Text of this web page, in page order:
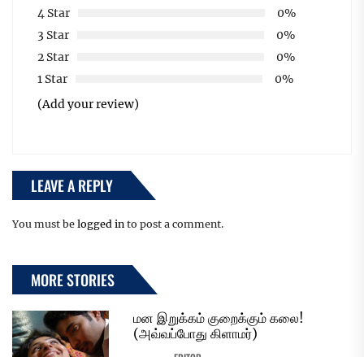
4 Star
0%
3 Star
0%
2 Star
0%
1 Star
0%
(Add your review)
LEAVE A REPLY
You must be logged in to post a comment.
MORE STORIES
மன இறுக்கம் குறைக்கும் கலை!
(அவ்வப்போது கிளாமர்)